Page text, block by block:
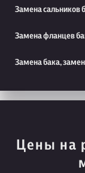
Замена сальников
Замена фланцев
Замена бака,
Цены на